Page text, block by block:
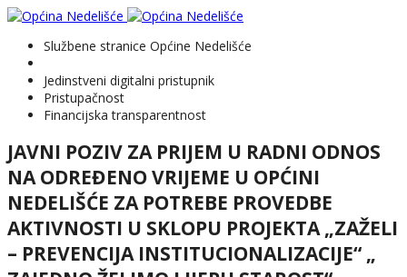
Službene stranice Općine Nedelišće
Jedinstveni digitalni pristupnik
Pristupačnost
Financijska transparentnost
JAVNI POZIV ZA PRIJEM U RADNI ODNOS
NA ODREĐENO VRIJEME U OPĆINI
NEDELIŠĆE ZA POTREBE PROVEDBE
AKTIVNOSTI U SKLOPU PROJEKTA „ZAŽELI
– PREVENCIJA INSTITUCIONALIZACIJE“ „